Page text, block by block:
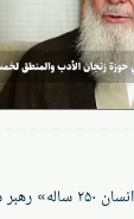
تبلور عملی نظریه